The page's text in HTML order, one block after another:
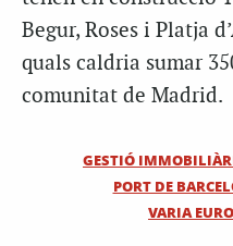
Begur, Roses i Platja
quals caldria sumar
comunitat de Madrid.
GESTIÓ
PORT DE
VARIA